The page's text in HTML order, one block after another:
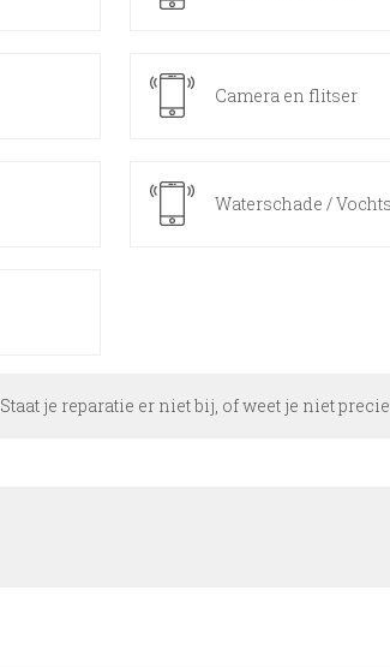
Camera en flitser
Waterschade /
Staat je reparatie er niet bij, of weet je niet